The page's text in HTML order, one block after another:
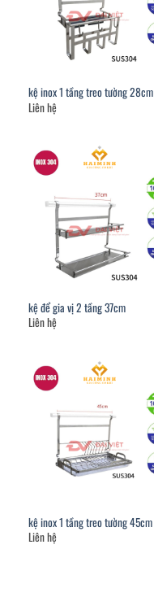
kệ inox 1 tầng treo tường 28cm
Liên hệ
kệ để gia vị 2 tầng 37cm
Liên hệ
kệ inox 1 tầng treo tường 45cm
Liên hệ